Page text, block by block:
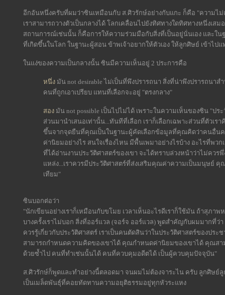
อีกอันหนึ่งครับที่ผมว่าซินเหมือนกับ ส.ศิวรักษ์อย่างกับแกะ ก็คือ "ความไ
เราสามารถวางตัวเป็นกลางได้ โลกเคลื่อนไปยังทิศทางใดทิศทางหนึ่งเส
สถานการณ์เช่นนั้น ก็คือการให้ความร่วมมือกับสิ่งที่เป็นอยู่นั่นเอง และใ
ที่เกิดขึ้นในโลก ในฐานะผู้สอน ข้าพเจ้าอยากให้ตัวเอง ให้ลูกศิษย์ เข้าไป
ในแง่ของความเป็นกลางนั้น ซินมีความเห็นอยู่ 2 ประการคือ
หนึ่ง มัน not desirable ไม่เป็นที่พึงปรารถนา สิ่งที่น่าพึงปรารถนา
คนที่ถูกเอาเปรียบ แทนที่เลือกจะอยู่ "ตรงกลาง"
สอง มัน not possible เป็นไปไม่ได้ เพราะในความเห็นของซิน "ป
ส่วนมานำเสนอเท่านั้น...ทันทีที่เลือก เราก็เลือกเฉพาะส่วนที่ตัวเ
ขึ้นจากจุดยืนที่คุณเป็นในฐานะผู้คัดเลือกข้อมูลที่คุณคิดว่าคนอื่นค
ค่านิยมอย่างไร สนใจเรื่องไหน มีพื้นเพมาอย่างไรบ้าง อะไรที่พว
ที่ได้อ่านงานประวัติศาสตร์ของเขา จะได้ทราบล่วงหน้าว่าไม่ควร
แหล่ง...เราควรมีประวัติศาสตร์ที่ส่งเสริมคุณค่าความเป็นมนุษย์
เทียม"
ซินบอกต่อว่า
"นักเขียนอย่างเราก็เหมือนกับขโมย เวลาเห็นอะไรดีเราก็ใช้มัน ถ้าสุภา
บางครั้งเราไม่บอก สิ่งที่ออร์แวล (จอร์จ ออร์แวล) พูดสำคัญกับผมมากที่ว่
ควรรู้เกี่ยวกับประวัติศาสตร์ เราเป็นคนตัดสินว่าในประวัติศาสตร์ของปร
สามารถกำหนดความคิดของเขาได้ คุณกำหนดค่านิยมของเขาได้ คุณส
ด้วยซ้ำไป คนที่ทำเช่นนั้นได้ คนที่ควบคุมอดีตได้ เป็นผู้ควบคุมปัจจุบัน"
ส.ศิวรักษ์ก็พูดและทำอย่างนี้ตลอดมา จนผมไม่ต้องจาระไน ครับ ลูกศิษย์ลู
เป็นเมล็ดพันธุ์ที่คอยทัดทานความอยุติธรรมอยู่ทุกหัวระแหง